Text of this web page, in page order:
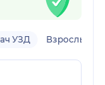
УЗД Взрослый